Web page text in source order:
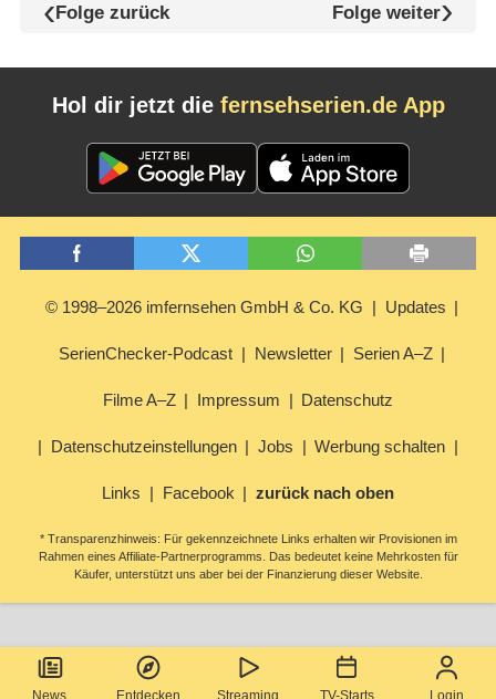
News Entdecken Streaming TV-Starts Login
Folge zurück Folge weiter
Hol dir jetzt die fernsehserien.de App
© 1998–2026 imfernsehen GmbH & Co. KG Updates
SerienChecker-Podcast Newsletter Serien A–Z
Filme A–Z Impressum Datenschutz
Datenschutzeinstellungen Jobs Werbung schalten
Links Facebook zurück nach oben
* Transparenzhinweis: Für gekennzeichnete Links erhalten wir Provisionen im
Rahmen eines Affiliate-Partnerprogramms. Das bedeutet keine Mehrkosten für
Käufer, unterstützt uns aber bei der Finanzierung dieser Website.